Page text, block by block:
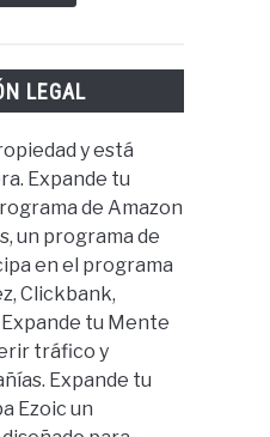
LEGAL
y está
Expande tu
de Amazon
un programa de
en el programa
Clickbank,
tu Mente
tráfico y
Expande tu
Ezoic un